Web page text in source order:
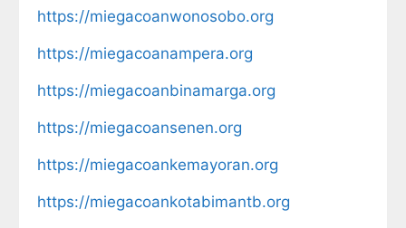
https://miegacoanwonosobo.org
https://miegacoanampera.org
https://miegacoanbinamarga.org
https://miegacoansenen.org
https://miegacoankemayoran.org
https://miegacoankotabimantb.org